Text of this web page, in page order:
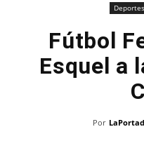
Deportes
Fútbol
Esquel a
Por